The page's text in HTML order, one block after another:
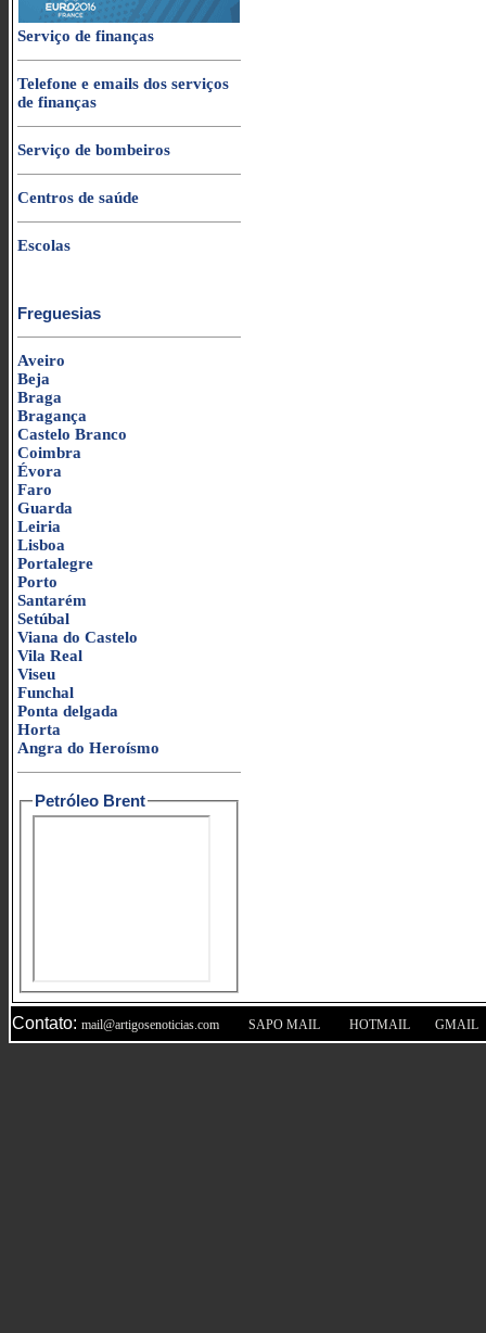
Serviço de finanças
Telefone e emails dos serviços
de finanças
Serviço de bombeiros
Centros de saúde
Escolas
Freguesias
Aveiro
Beja
Braga
Bragança
Castelo Branco
Coimbra
Évora
Faro
Guarda
Leiria
Lisboa
Portalegre
Porto
Santarém
Setúbal
Viana do Castelo
Vila Real
Viseu
Funchal
Ponta delgada
Horta
Angra do Heroísmo
Petróleo Brent
Contato: mail@artigosenoticias.com SAPO MAIL HOTMAIL GMAIL